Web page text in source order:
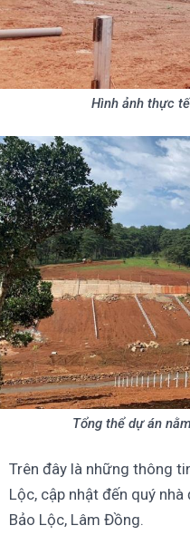
Hình ảnh thực
Tổng thể dự án
Trên đây là những thông
Lộc, cập nhật đến quý
Bảo Lộc, Lâm Đồng.